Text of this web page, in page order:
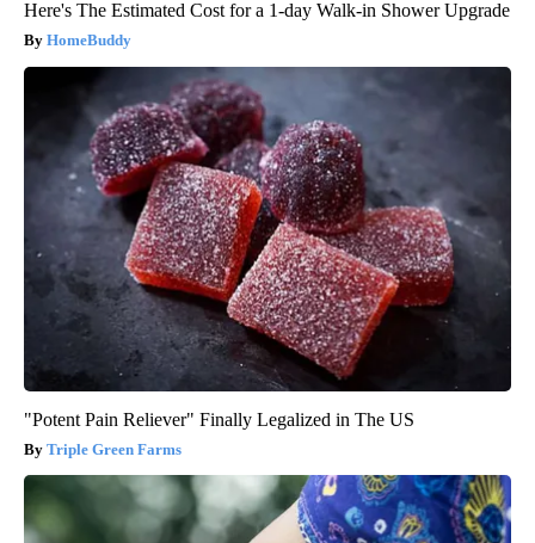
Here's The Estimated Cost for a 1-day Walk-in Shower Upgrade
HomeBuddy
"Potent Pain Reliever" Finally Legalized in The US
Triple Green Farms